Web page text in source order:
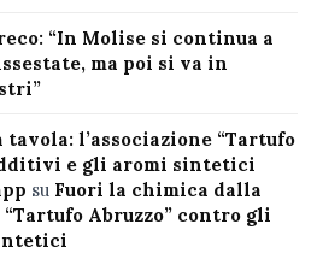
“In Molise si continua a
ma poi si va in
l’associazione “Tartufo
e gli aromi sintetici
su Fuori la chimica dalla
Abruzzo” contro gli